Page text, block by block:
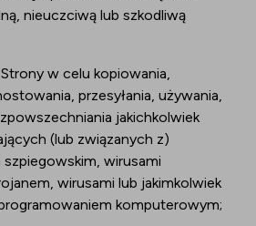
nieuczciwą lub szkodliwą
w celu kopiowania,
przesyłania, używania,
jakichkolwiek
(lub związanych z)
wirusami
wirusami lub jakimkolwiek
komputerowym;